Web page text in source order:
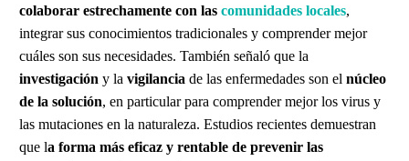
colaborar estrechamente con las comunidades locales,
integrar sus conocimientos tradicionales y comprender mejor
cuáles son sus necesidades. También señaló que la
investigación y la vigilancia de las enfermedades son el núcleo
de la solución, en particular para comprender mejor los virus y
las mutaciones en la naturaleza. Estudios recientes demuestran
que la forma más eficaz y rentable de prevenir las